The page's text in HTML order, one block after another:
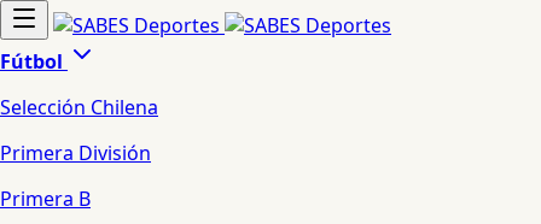
Fútbol
Selección Chilena
Primera División
Primera B